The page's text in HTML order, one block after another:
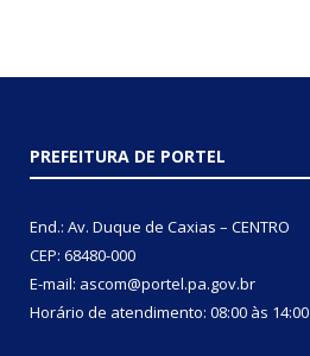
PREFEITURA DE PORTEL
End.: Av. Duque de Caxias – CENTRO
CEP: 68480-000
E-mail: ascom@portel.pa.gov.br
Horário de atendimento: 08:00 às 14:00